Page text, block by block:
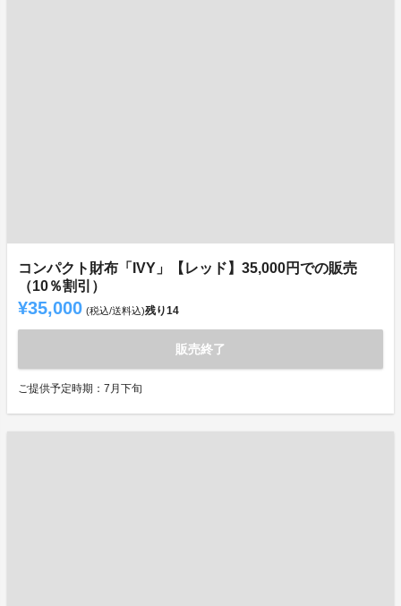
コンパクト財布「IVY」【レッド】35,000円での販売
（10％割引）
¥35,000 (税込/送料込)残り14
販売終了
ご提供予定時期：7月下旬